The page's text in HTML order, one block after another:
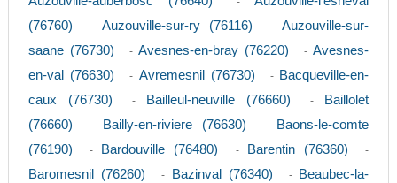
(76760)
- Auzouville-sur-ry (76116) -Auzouville-sur-
saane (76730)
-Avesnes-en-bray (76220) -Avesnes-
en-val (76630)
- Avremesnil (76730) - Bacqueville-en-
caux (76730)
- Bailleul-neuville (76660) -
Baillolet
(76660)
- Bailly-en-riviere (76630) -
Baons-le-comte
(76190)
- Bardouville (76480) - Barentin (76360) -
Baromesnil (76260) - Bazinval (76340) -
Beaubec-la-